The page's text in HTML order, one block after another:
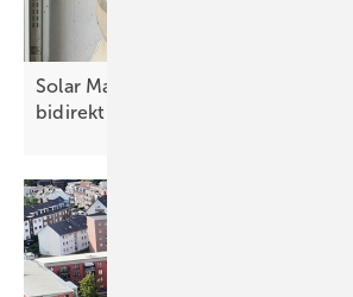
Solar Manager und Ambibox
bidirektionales